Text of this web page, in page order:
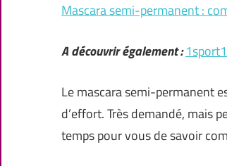
Mascara semi-permanent :
A découvrir également :
Le mascara semi-permanent
d’effort. Très demandé, mais
temps pour vous de savoir